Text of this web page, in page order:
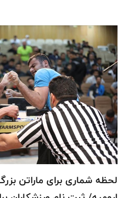
لحظه شماری برای ماراتن